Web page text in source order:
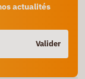
actualités
Valider